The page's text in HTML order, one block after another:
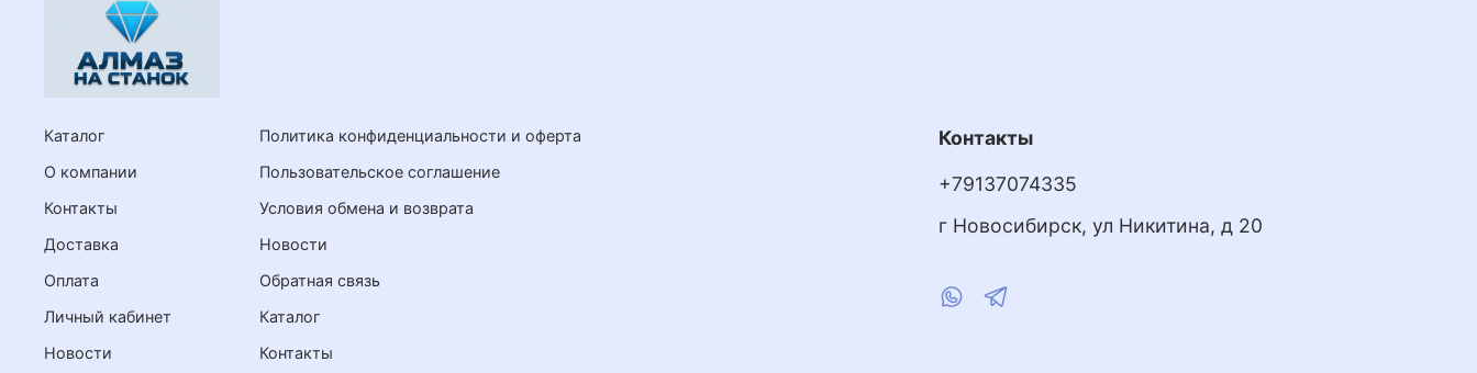
Каталог
О компании
Контакты
Доставка
Оплата
Личный кабинет
Новости
Политика конфиденциальности и оферта
Пользовательское соглашение
Условия обмена и возврата
Новости
Обратная связь
Каталог
Контакты
Контакты
+79137074335
г Новосибирск, ул Никитина, д 20